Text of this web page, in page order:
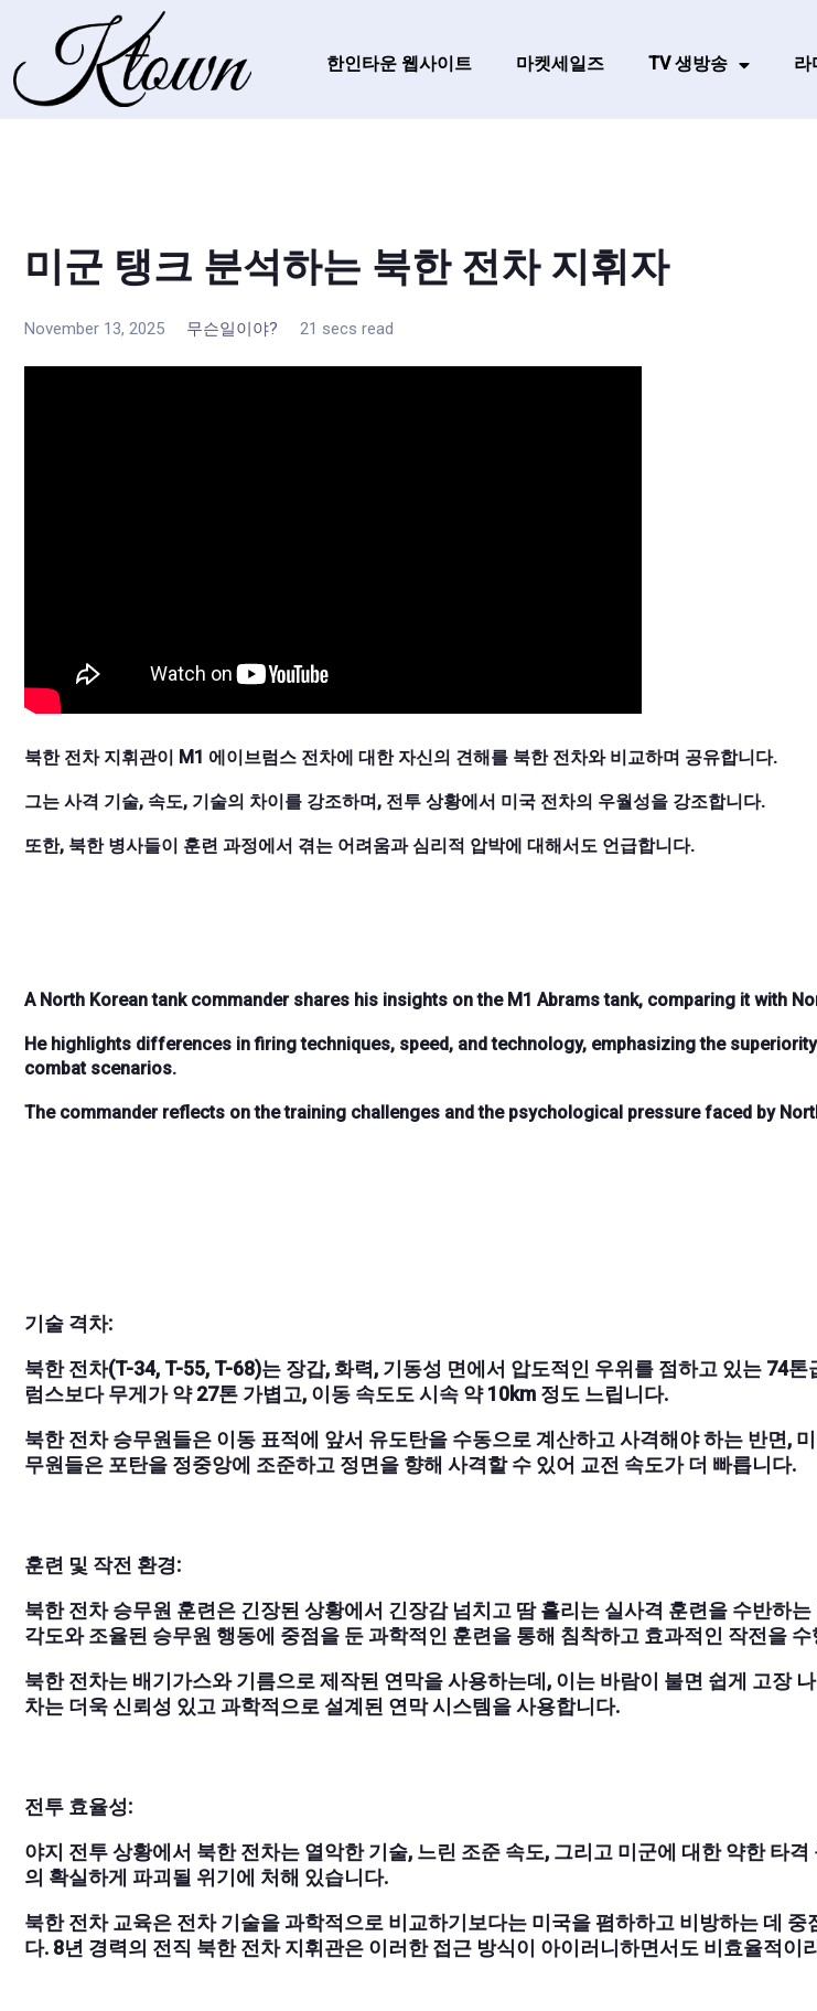
한인타운 웹사이트 마켓세일즈 TV 생방송 라
미군 탱크 분석하는 북한 전차 지휘자
November 13, 2025 무슨일이야? 21 secs read
북한 전차 지휘관이 M1 에이브럼스 전차에 대한 자신의 견해를 북한 전차와 비교하며 공유합니다.
그는 사격 기술, 속도, 기술의 차이를 강조하며, 전투 상황에서 미국 전차의 우월성을 강조합니다.
또한, 북한 병사들이 훈련 과정에서 겪는 어려움과 심리적 압박에 대해서도 언급합니다.
A North Korean tank commander shares his insights on the M1 Abrams tank, comparing it with
He highlights differences in firing techniques, speed, and technology, emphasizing the
combat scenarios.
The commander reflects on the training challenges and the psychological pressure faced by
기술 격차:
북한 전차(T-34, T-55, T-68)는 장갑, 화력, 기동성 면에서 압도적인 우위를 점하고 있는 74톤
럼스보다 무게가 약 27톤 가볍고, 이동 속도도 시속 약 10km 정도 느립니다.
북한 전차 승무원들은 이동 표적에 앞서 유도탄을 수동으로 계산하고 사격해야 하는 반면,
무원들은 포탄을 정중앙에 조준하고 정면을 향해 사격할 수 있어 교전 속도가 더 빠릅니다.
훈련 및 작전 환경:
북한 전차 승무원 훈련은 긴장된 상황에서 긴장감 넘치고 땀 흘리는 실사격 훈련을 수반하
각도와 조율된 승무원 행동에 중점을 둔 과학적인 훈련을 통해 침착하고 효과적인 작전을
북한 전차는 배기가스와 기름으로 제작된 연막을 사용하는데, 이는 바람이 불면 쉽게 고장
차는 더욱 신뢰성 있고 과학적으로 설계된 연막 시스템을 사용합니다.
전투 효율성:
야지 전투 상황에서 북한 전차는 열악한 기술, 느린 조준 속도, 그리고 미군에 대한 약한 타격
의 확실하게 파괴될 위기에 처해 있습니다.
북한 전차 교육은 전차 기술을 과학적으로 비교하기보다는 미국을 폄하하고 비방하는 데 중
다. 8년 경력의 전직 북한 전차 지휘관은 이러한 접근 방식이 아이러니하면서도 비효율적이